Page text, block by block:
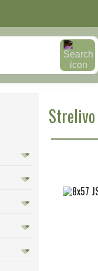
Strelivo